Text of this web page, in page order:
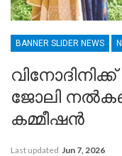
BANNER SLIDER NEWS
ജോലി
കമ്മീഷൻ
Last updated Jun 7, 2026